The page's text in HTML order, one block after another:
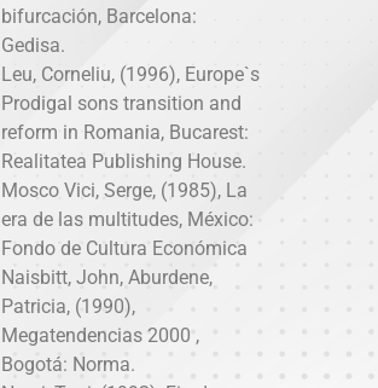
bifurcación, Barcelona:
Gedisa.
Leu, Corneliu, (1996), Europe`s
Prodigal sons transition and
reform in Romania, Bucarest:
Realitatea Publishing House.
Mosco Vici, Serge, (1985), La
era de las multitudes, México:
Fondo de Cultura Económica
Naisbitt, John, Aburdene,
Patricia, (1990),
Megatendencias 2000 ,
Bogotá: Norma.